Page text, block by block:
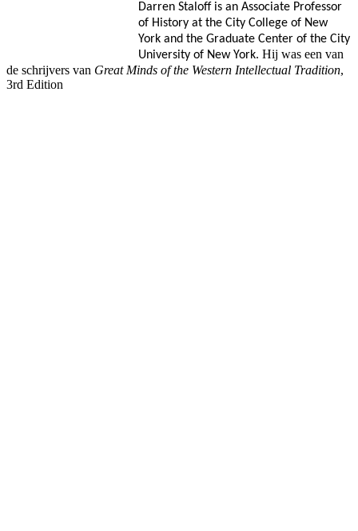
Darren Staloffis an Associate Professor
of History at the City College of New
York and the Graduate Center of the City
University of New York. Hij was een van
de schrijvers van Great Minds of the Western Intellectual Tradition,
3rd Edition